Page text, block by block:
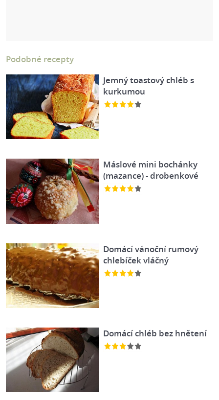
Podobné recepty
Jemný toastový chléb s
kurkumou
Máslové mini bochánky
(mazance) - drobenkové
Domácí vánoční rumový
chlebíček vláčný
Domácí chléb bez hnětení